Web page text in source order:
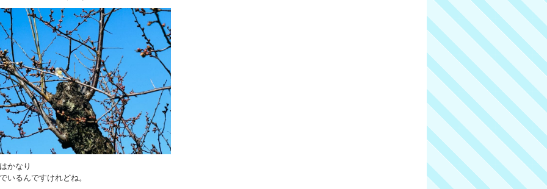
かなり
いるんですけれどね。